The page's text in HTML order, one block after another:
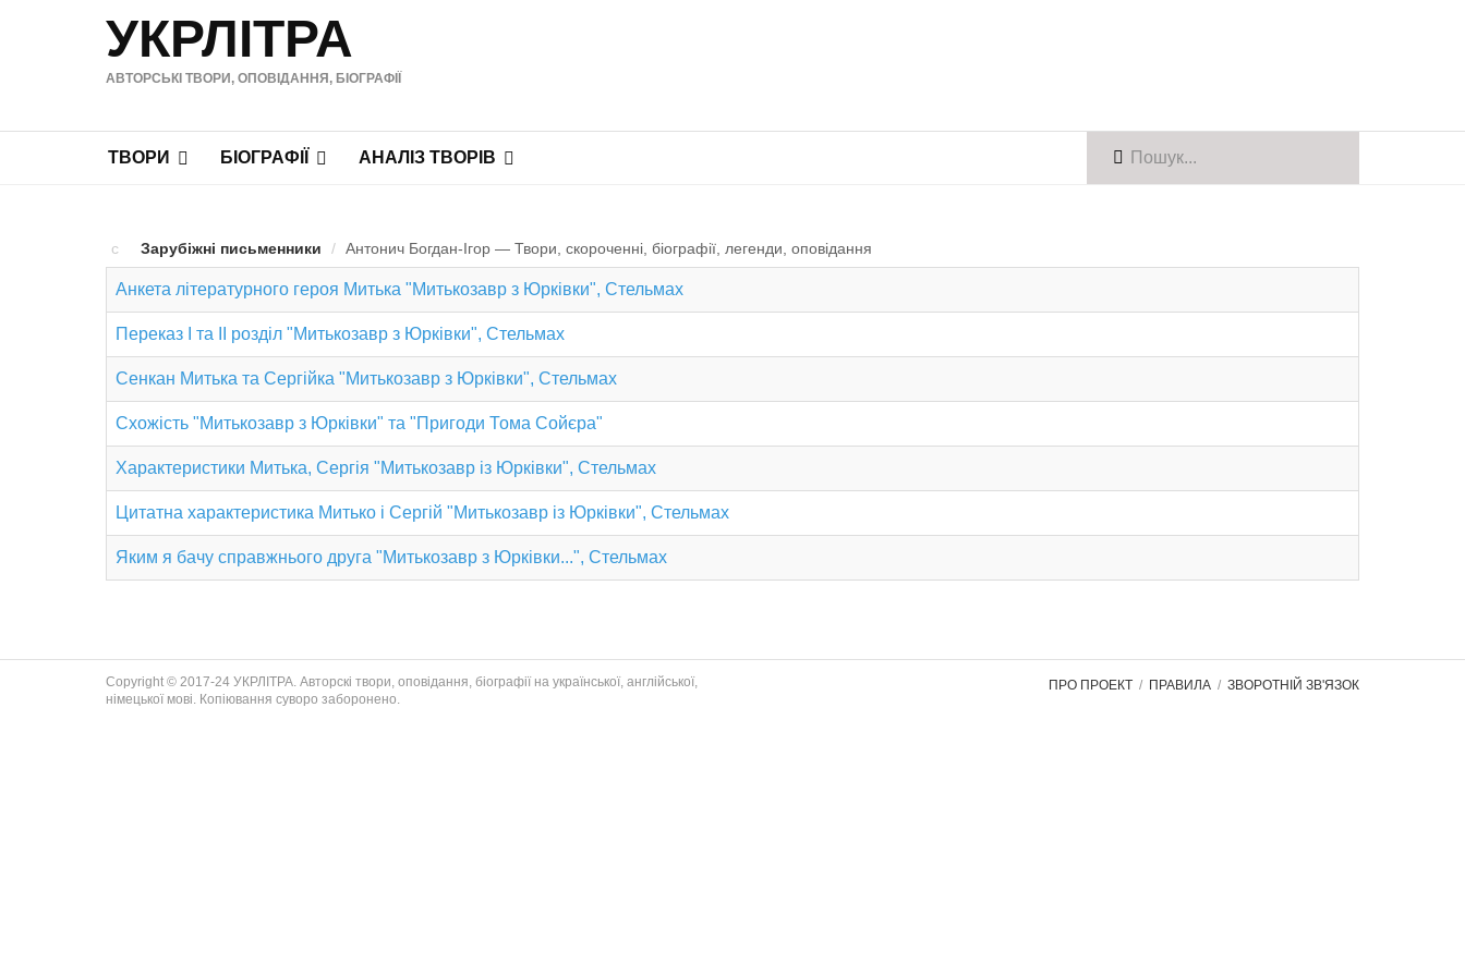
УКРЛІТРА
АВТОРСЬКІ ТВОРИ, ОПОВІДАННЯ, БІОГРАФІЇ
ТВОРИ БІОГРАФІЇ АНАЛІЗ ТВОРІВ
Зарубіжні письменники / Антонич Богдан-Ігор — Твори, скороченні, біографії, легенди, оповiдання
Анкета літературного героя Митька "Митькозавр з Юрківки", Стельмах
Переказ І та ІІ розділ "Митькозавр з Юрківки", Стельмах
Сенкан Митька та Сергійка "Митькозавр з Юрківки", Стельмах
Схожість "Митькозавр з Юрківки" та "Пригоди Тома Сойєра"
Характеристики Митька, Сергія "Митькозавр із Юрківки", Стельмах
Цитатна характеристика Митько і Сергій "Митькозавр із Юрківки", Стельмах
Яким я бачу справжнього друга "Митькозавр з Юрківки...", Стельмах
Copyright © 2017-24 УКРЛІТРА. Авторскі твори, оповідання, біографії на української, англійської,
німецької мові. Копіювання суворо заборонено.
ПРО ПРОЕКТ ПРАВИЛА ЗВОРОТНІЙ ЗВ'ЯЗОК